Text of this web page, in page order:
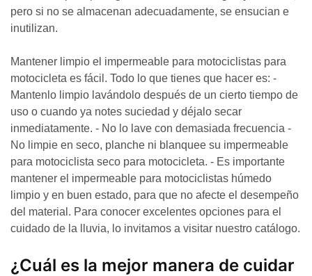
pero si no se almacenan adecuadamente, se ensucian e
inutilizan.
Mantener limpio el impermeable para motociclistas para
motocicleta es fácil. Todo lo que tienes que hacer es: -
Mantenlo limpio lavándolo después de un cierto tiempo de
uso o cuando ya notes suciedad y déjalo secar
inmediatamente. - No lo lave con demasiada frecuencia -
No limpie en seco, planche ni blanquee su impermeable
para motociclista seco para motocicleta. - Es importante
mantener el impermeable para motociclistas húmedo
limpio y en buen estado, para que no afecte el desempeño
del material. Para conocer excelentes opciones para el
cuidado de la lluvia, lo invitamos a visitar nuestro catálogo.
¿Cuál es la mejor manera de cuidar